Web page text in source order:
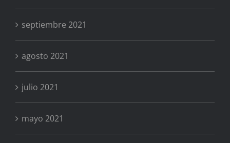
septiembre 2021
agosto 2021
julio 2021
mayo 2021